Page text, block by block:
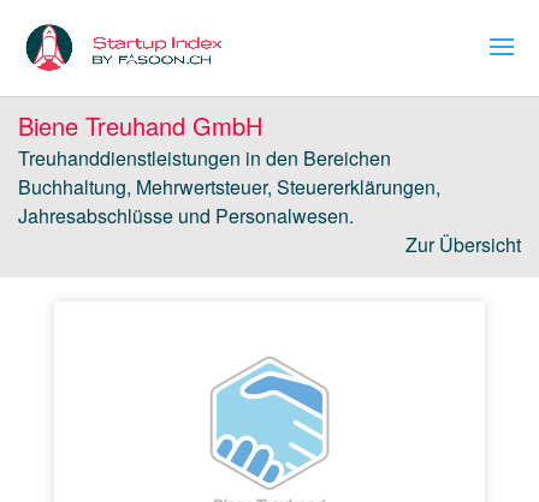
Biene Treuhand GmbH
Treuhanddienstleistungen in den Bereichen
Buchhaltung, Mehrwertsteuer, Steuererklärungen,
Jahresabschlüsse und Personalwesen.
Zur Übersicht